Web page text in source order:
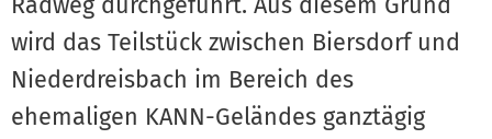
wird das Teilstück zwischen Biersdorf und
Niederdreisbach im Bereich des
ehemaligen KANN-Geländes ganztägig